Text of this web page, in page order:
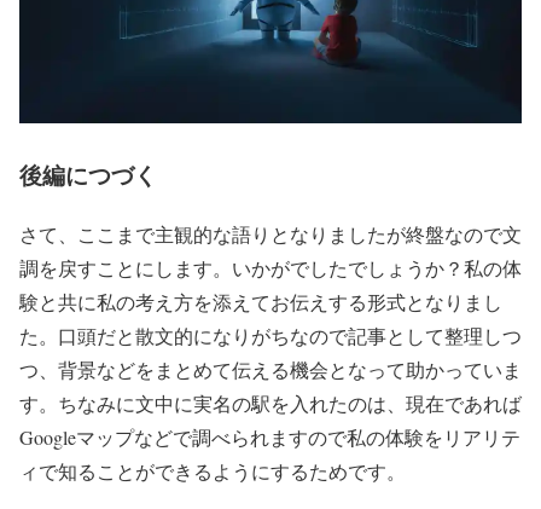
後編につづく
さて、ここまで主観的な語りとなりましたが終盤なので文
調を戻すことにします。いかがでしたでしょうか？私の体
験と共に私の考え方を添えてお伝えする形式となりまし
た。口頭だと散文的になりがちなので記事として整理しつ
つ、背景などをまとめて伝える機会となって助かっていま
す。ちなみに文中に実名の駅を入れたのは、現在であれば
Googleマップなどで調べられますので私の体験をリアリテ
ィで知ることができるようにするためです。